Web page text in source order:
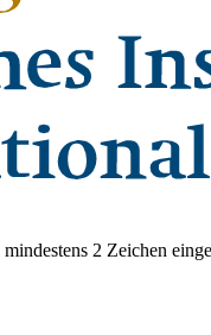
2 Zeichen